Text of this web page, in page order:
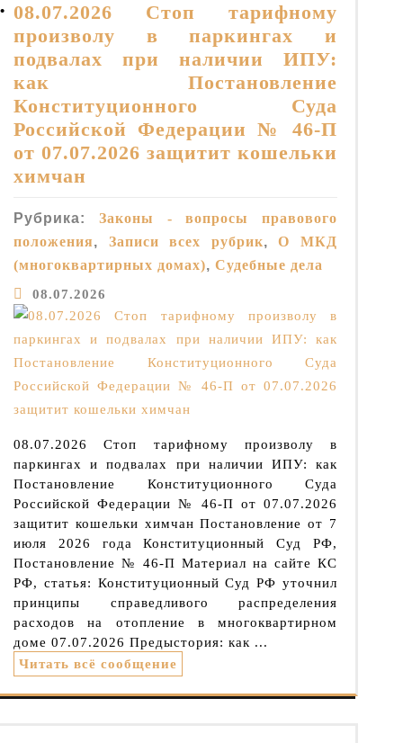
•
08.07.2026 Стоп тарифному
произволу в паркингах и
подвалах при наличии ИПУ:
как Постановление
Конституционного Суда
Российской Федерации № 46-П
от 07.07.2026 защитит кошельки
химчан
Рубрика: Законы - вопросы правового
положения, Записи всех рубрик,О МКД
(многоквартирных домах), Судебные дела
08.07.2026
08.07.2026 Стоп тарифному произволу в
паркингах и подвалах при наличии ИПУ: как
Постановление Конституционного Суда
Российской Федерации № 46-П от 07.07.2026
защитит кошельки химчан Постановление от 7
июля 2026 года Конституционный Суд РФ,
Постановление № 46-П Материал на сайте КС
РФ, статья: Конституционный Суд РФ уточнил
принципы справедливого распределения
расходов на отопление в многоквартирном
доме 07.07.2026 Предыстория: как ...
Читать всё сообщение